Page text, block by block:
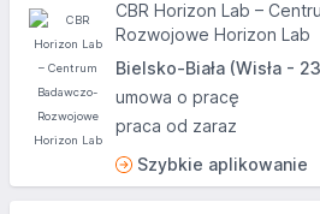
CBR Horizon Lab –
Rozwojowe Horizon Lab
Bielsko-Biała (Wisła -
umowa o pracę
praca od zaraz
Szybkie aplikowanie